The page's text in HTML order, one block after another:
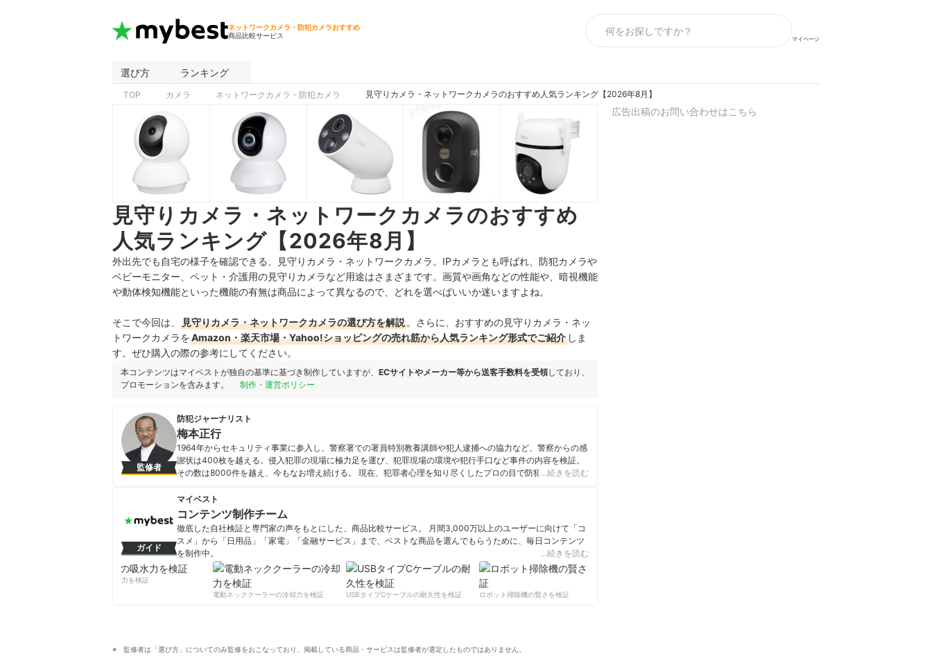
ネットワークカメラ・防犯カメラおすすめ
商品比較サービス
マイページ
選び方 ランキング
TOP カメラ ネットワークカメラ・防犯カメラ 見守りカメラ・ネットワークカメラのおすすめ人気ランキング【2026年8月】
見守りカメラ・ネットワークカメラのおすすめ
人気ランキング【2026年8月】
外出先でも自宅の様子を確認できる、見守りカメラ・ネットワークカメラ。IPカメラとも呼ばれ、防犯カメラや
ベビーモニター、ペット・介護用の見守りカメラなど用途はさまざまです。画質や画角などの性能や、暗視機能
や動体検知機能といった機能の有無は商品によって異なるので、どれを選べばいいか迷いますよね。
そこで今回は、 見守りカメラ・ネットワークカメラの選び方を解説 。さらに、おすすめの見守りカメラ・ネッ
トワークカメラをAmazon・楽天市場・Yahoo!ショッピングの売れ筋から人気ランキング形式でご紹介 しま
す。ぜひ購入の際の参考にしてください。
本コンテンツはマイベストが独自の基準に基づき制作していますが、 ECサイトやメーカー等から送客手数料を受領しており、
プロモーションを含みます。
制作・運営ポリシー
監修者
防犯ジャーナリスト
梅本正行
1964年からセキュリティ事業に参入し、警察署での署員特別教養講師や犯人逮捕への協力など、警察からの感
謝状は400枚を越える。侵入犯罪の現場に極力足を運び、犯罪現場の環境や犯行手口など事件の内容を検証。
その数は8000件を越え、今もなお増え続ける。 現在、犯罪者心理を知り尽くしたプロの目で防犯ジャーナリ
の講演も多く、人情味あふれる独特のキャラクターで予知防犯対策の重要性と人の命の尊さを呼びかけてい
る。 防犯対策責任者の育成にも力を入れ、養成講座を開講する傍ら、犯罪抑止に力を注ぐと共に経済産業省の
「省エネ・防犯情報提供事業研究会」の委員にも参画。現在は地域の防犯ボランティアの育成や防犯住宅を造
る工務店の育成を行い、犯罪が起きにくい社会環境を作る為に『防犯法』の設立を目指し活動をしている。
梅本正行のプロフィール
…続きを読む
ガイド
マイベスト
コンテンツ制作チーム
徹底した自社検証と専門家の声をもとにした、商品比較サービス。 月間3,000万以上のユーザーに向けて「コ
スメ」から「日用品」「家電」「金融サービス」まで、ベストな商品を選んでもらうために、毎日コンテンツ
を制作中。
コンテンツ制作チームのプロフィール
…続きを読む
柔軟剤の吸水力を検証
電動ネッククーラーの冷却力を検証
USBタイプCケーブルの耐久性を検証 ロボット掃除機の賢さを検証
監修者は「選び方」についてのみ監修をおこなっており、掲載している商品・サービスは監修者が選定したものではありません。
広告出稿のお問い合わせはこちら